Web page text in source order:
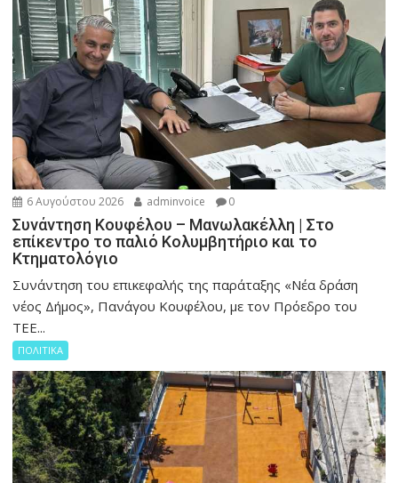
6 Αυγούστου 2026 adminvoice 0
Συνάντηση Κουφέλου – Μανωλακέλλη | Στο
επίκεντρο το παλιό Κολυμβητήριο και το
Κτηματολόγιο
Συνάντηση του επικεφαλής της παράταξης «Νέα δράση
νέος Δήμος», Πανάγου Κουφέλου, με τον Πρόεδρο του
ΤΕΕ...
ΠΟΛΙΤΙΚΑ